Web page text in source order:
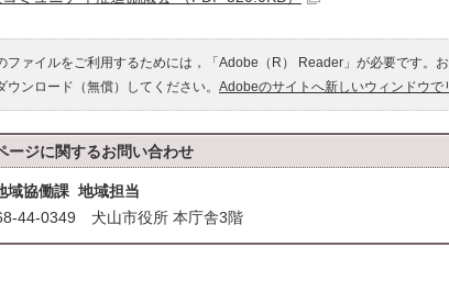
ファイルをご利用するためには，「Adobe（R） Reader」が必要です。
ウンロード（無償）してください。 Adobeのサイトへ新しいウィンドウで
ージに関するお問い合わせ
域協働課 地域担当
44-0349 犬山市役所 本庁舎3階